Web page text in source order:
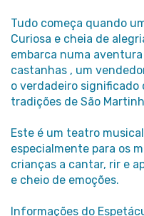
Tudo começa quando
Curiosa e cheia de
embarca numa
castanhas , um
o verdadeiro significado
tradições de São
Este é um teatro
especialmente para os
crianças a cantar, rir e
e cheio de emoções.
Informações do